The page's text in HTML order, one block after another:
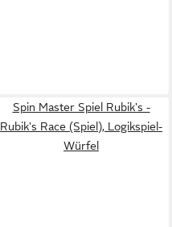
Spin Master Spiel Rubik's -
Rubik's Race (Spiel), Logikspiel-
Würfel